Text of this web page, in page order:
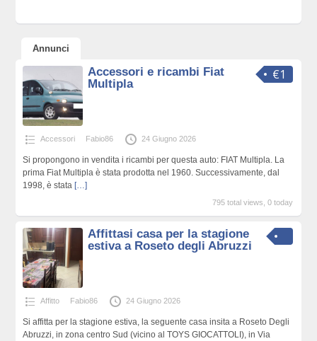
Annunci
€1
Accessori e ricambi Fiat
Multipla
Accessori Fabio86 24 Giugno 2026
Si propongono in vendita i ricambi per questa auto: FIAT Multipla. La
prima Fiat Multipla è stata prodotta nel 1960. Successivamente, dal
1998, è stata […]
795 total views, 0 today
Affittasi casa per la stagione
estiva a Roseto degli Abruzzi
Affitto Fabio86 24 Giugno 2026
Si affitta per la stagione estiva, la seguente casa insita a Roseto Degli
Abruzzi, in zona centro Sud (vicino al TOYS GIOCATTOLI), in Via